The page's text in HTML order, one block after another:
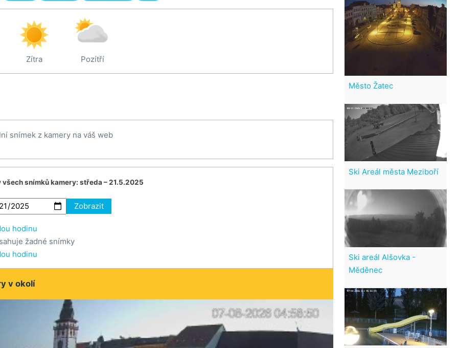
Zítra Pozítří
snímek z kamery na váš web
všech snímků kamery: středa – 21.5.2025
Zobrazit
hodinu
žadné snímky
hodinu
v okolí
Město Žatec
Ski Areál města Meziboří
Ski areál Alšovka -
Měděnec